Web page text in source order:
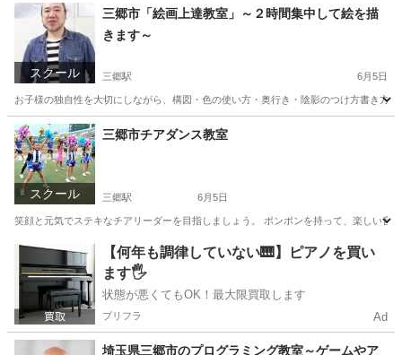
埼玉 三郷市 三郷駅 その他 埼玉 三郷市 三郷中央駅
その他 マジシャン
スクール
三郷市「絵画上達教室」～２時間集中して絵を描
きます～
三郷駅 6月5日
お子様の独自性を大切にしながら、構図・色の使い方・奥行き・陰影のつけ方書き
埼玉 三郷市 三郷駅 絵画 日本画
スクール
三郷市チアダンス教室
三郷駅 6月5日
笑顔と元気でステキなチアリーダーを目指しましょう。 ポンポンを持って、楽し
埼玉 三郷市 三郷駅 その他 チアダンス
【何年も調律していない🎹】ピアノを買い
ます🖐️
状態が悪くてもOK！最大限買取します
プリフラ Ad
埼玉県三郷市のプログラミング教室～ゲームやア